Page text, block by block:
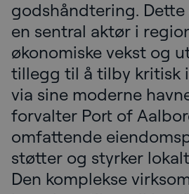
godshåndtering.
en sentral aktør i
økonomiske vekst og
tillegg til å tilby kritisk
via sine moderne
forvalter Port of
omfattende
støtter og styrker
Den komplekse